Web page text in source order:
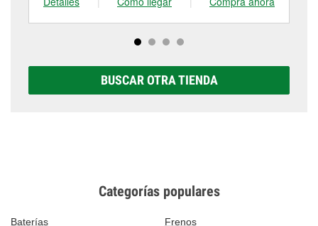
BUSCAR OTRA TIENDA
Categorías populares
Baterías
Frenos